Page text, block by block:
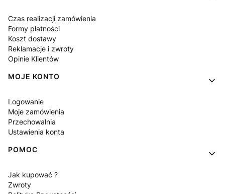
Czas realizacji zamówienia
Formy płatności
Koszt dostawy
Reklamacje i zwroty
Opinie Klientów
MOJE KONTO
Logowanie
Moje zamówienia
Przechowalnia
Ustawienia konta
POMOC
Jak kupować ?
Zwroty